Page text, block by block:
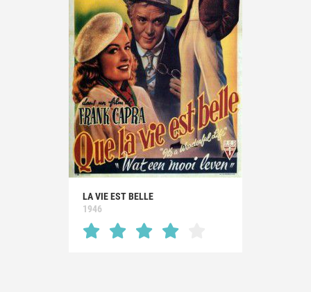
LA VIE EST BELLE
1946